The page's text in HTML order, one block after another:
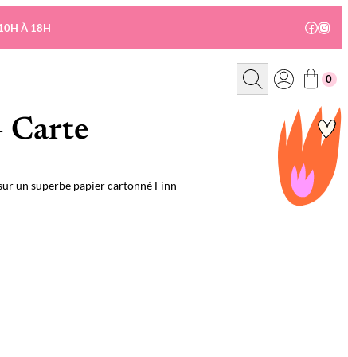
À 18H
R
c
0
Carte
un superbe papier cartonné Finn